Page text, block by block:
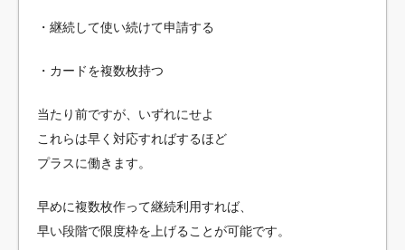
・継続して使い続けて申請する
・カードを複数枚持つ
当たり前ですが、いずれにせよ
これらは早く対応すればするほど
プラスに働きます。
早めに複数枚作って継続利用すれば、
早い段階で限度枠を上げることが可能です。